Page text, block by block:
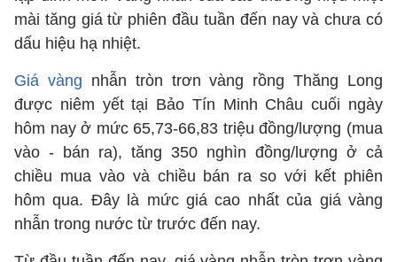
mài tăng giá từ phiên đầu tuần đến nay và chưa có
dấu hiệu hạ nhiệt.
Giá vàng nhẫn tròn trơn vàng rồng Thăng Long
được niêm yết tại Bảo Tín Minh Châu cuối ngày
hôm nay ở mức 65,73-66,83 triệu đồng/lượng (mua
vào - bán ra), tăng 350 nghìn đồng/lượng ở cả
chiều mua vào và chiều bán ra so với kết phiên
hôm qua. Đây là mức giá cao nhất của giá vàng
nhẫn trong nước từ trước đến nay.